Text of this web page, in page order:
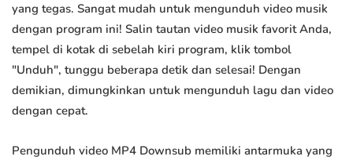
yang tegas. Sangat mudah untuk mengunduh video musik
dengan program ini! Salin tautan video musik favorit Anda,
tempel di kotak di sebelah kiri program, klik tombol
"Unduh", tunggu beberapa detik dan selesai! Dengan
demikian, dimungkinkan untuk mengunduh lagu dan video
dengan cepat.
Pengunduh video MP4 Downsub memiliki antarmuka yang